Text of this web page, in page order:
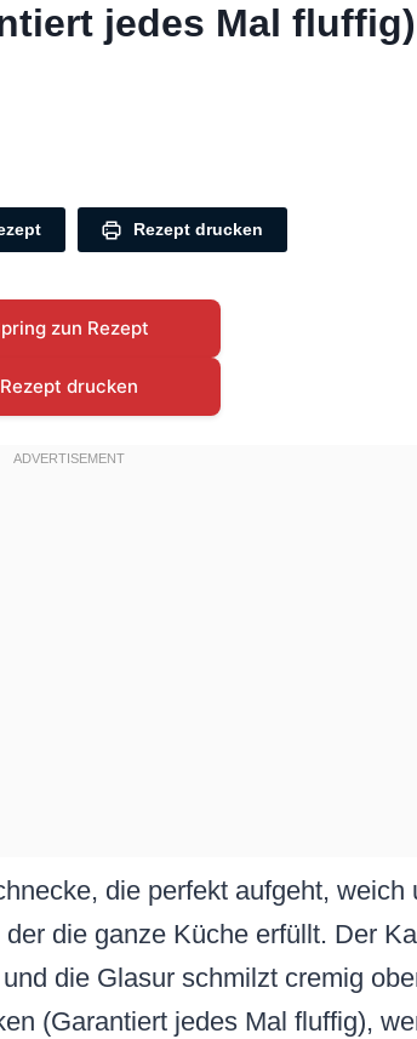
jedes Mal
Rezept drucken
zun Rezept
Rezept drucken
die perfekt aufgeht, weich
die ganze Küche erfüllt. Der
die Glasur schmilzt cremig
(Garantiert jedes Mal fluffig),